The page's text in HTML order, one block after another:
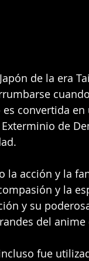
de la era
convertida
de
la acción y la
y la
y su
del
fue